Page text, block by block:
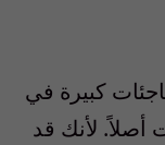
كبيرة في
أصلاً. لأنك قد